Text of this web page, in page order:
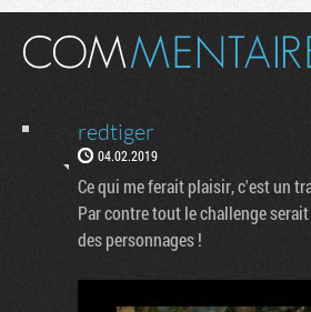
redtiger
04.02.2019
Ce qui me ferait plaisir, c'est un
Par contre tout le challenge
des personnages !